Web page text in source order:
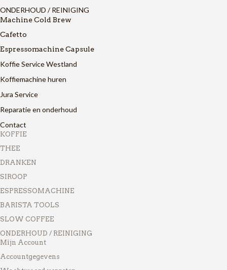
ONDERHOUD / REINIGING
Machine Cold Brew
Cafetto
Espressomachine Capsule
Koffie Service Westland
Koffiemachine huren
Jura Service
Reparatie en onderhoud
Contact
KOFFIE
THEE
DRANKEN
SIROOP
ESPRESSOMACHINE
BARISTA TOOLS
SLOW COFFEE
ONDERHOUD / REINIGING
Mijn Account
Accountgegevens